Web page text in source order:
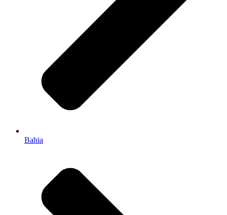
Bahia